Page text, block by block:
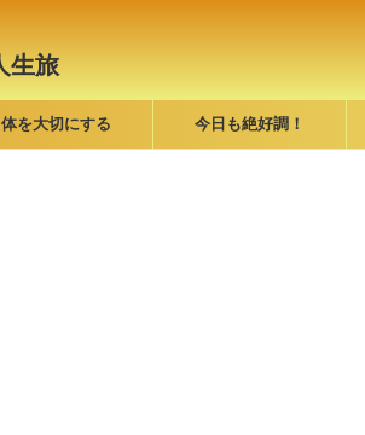
生旅
体を大切にする 今日も絶好調！